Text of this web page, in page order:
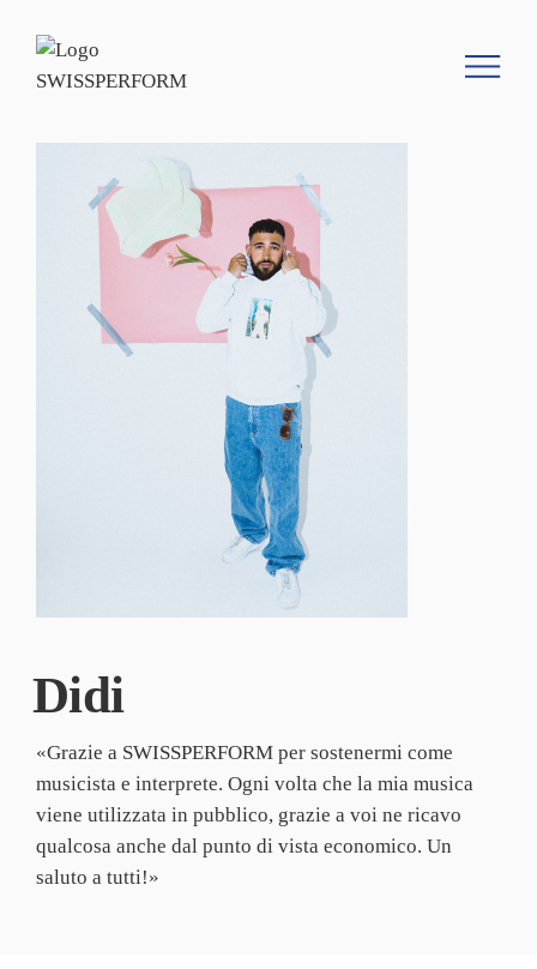
Didi
«Grazie a SWISSPERFORM per sostenermi come
musicista e interprete. Ogni volta che la mia musica
viene utilizzata in pubblico, grazie a voi ne ricavo
qualcosa anche dal punto di vista economico. Un
saluto a tutti!»